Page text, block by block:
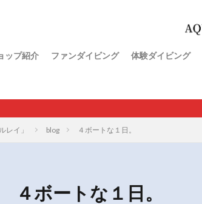
ップ紹介 ファンダイビング 体験ダイビング
イ」 blog ４ボートな１日。
４ボートな１日。